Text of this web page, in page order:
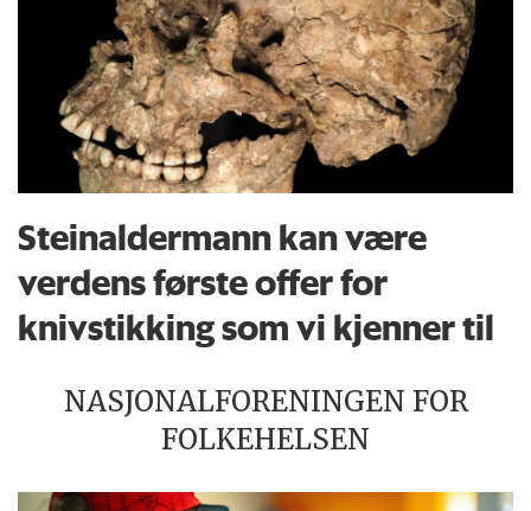
Steinaldermann kan være
verdens første offer for
knivstikking som vi kjenner til
NASJONALFORENINGEN FOR
FOLKEHELSEN